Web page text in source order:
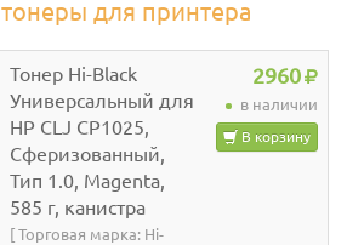
тонеры для принтера
Тонер Hi-Black
Универсальный для
HP CLJ CP1025,
Сферизованный,
Тип 1.0, Magenta,
585 г, канистра
[ Торговая марка: Hi-
2960
в наличии
В корзину